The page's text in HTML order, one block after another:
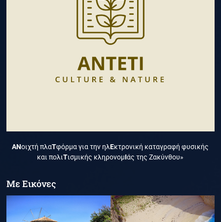
ΑΝοιχτή πλαΤφόρμα για την ηλΕκτρονική καταγραφή φυσικής
και πολιΤισμικής κληρονομΙάς της Ζακύνθου»
Με Εικόνες